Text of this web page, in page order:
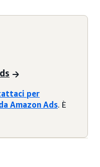
per
Amazon Ads. È